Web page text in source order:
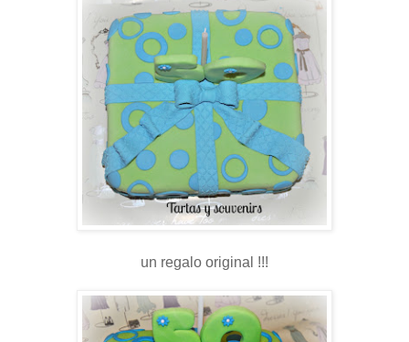
un regalo original !!!